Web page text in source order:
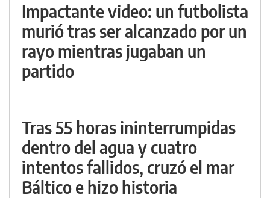
Impactante video: un futbolista
murió tras ser alcanzado por un
rayo mientras jugaban un
partido
Tras 55 horas ininterrumpidas
dentro del agua y cuatro
intentos fallidos, cruzó el mar
Báltico e hizo historia